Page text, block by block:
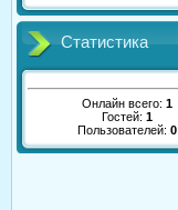
Статистика
Онлайн всего: 1
Гостей: 1
Пользователей: 0